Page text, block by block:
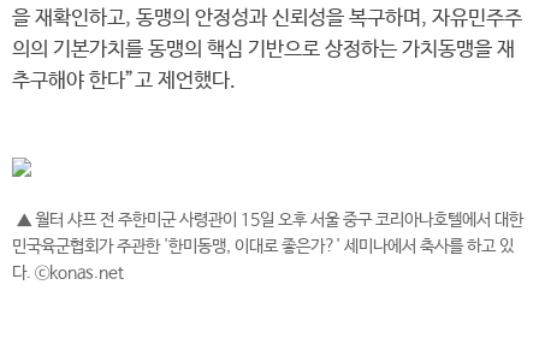
을 재확인하고, 동맹의 안정성과 신뢰성을 복구하며, 자유민주주
의의 기본가치를 동맹의 핵심 기반으로 상정하는 가치동맹을 재
추구해야 한다”고 제언했다.
▲ 월터 샤프 전 주한미군 사령관이 15일 오후 서울 중구 코리아나호텔에서 대한
민국육군협회가 주관한 '한미동맹, 이대로 좋은가?' 세미나에서 축사를 하고 있
다. ⓒkonas.net